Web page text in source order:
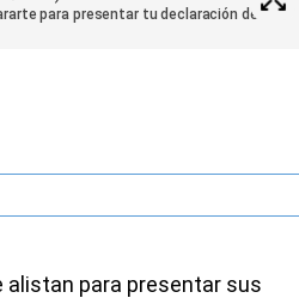
para presentar tu declaración de
alistan para presentar sus